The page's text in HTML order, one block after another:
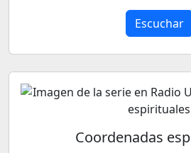
Escuchar
Coordenadas